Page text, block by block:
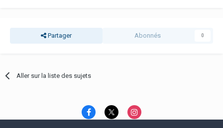
Partager Abonnés 0
Aller sur la liste des sujets